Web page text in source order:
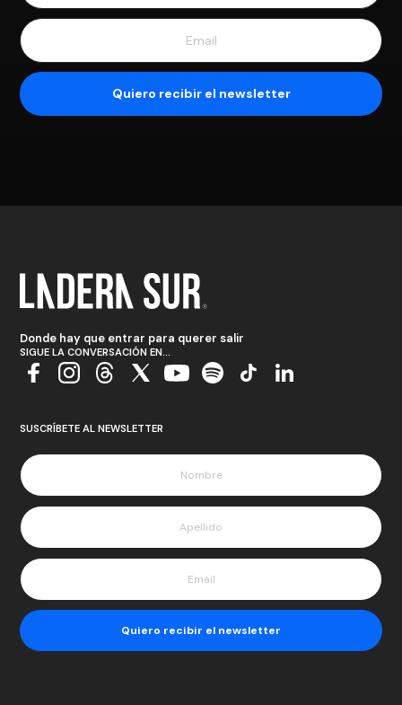
Donde hay que entrar para querer salir
SIGUE LA CONVERSACIÓN EN...
SUSCRÍBETE AL NEWSLETTER